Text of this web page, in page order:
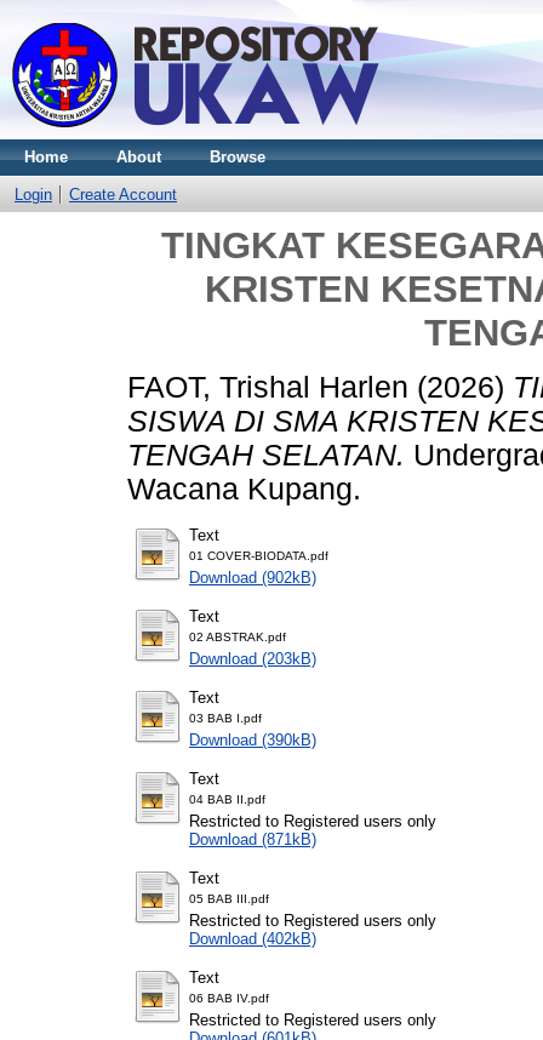
Home About Browse
Login Create Account
TINGKAT
KRISTEN
FAOT, Trishal Harlen (2026)
SISWA DI SMA KRISTEN
TENGAH SELATAN.
Wacana Kupang.
Text
01 COVER-BIODATA.pdf
Download (902kB)
Text
02 ABSTRAK.pdf
Download (203kB)
Text
03 BAB I.pdf
Download (390kB)
Text
04 BAB II.pdf
Restricted to Registered users only
Download (871kB)
Text
05 BAB III.pdf
Restricted to Registered users only
Download (402kB)
Text
06 BAB IV.pdf
Restricted to Registered users only